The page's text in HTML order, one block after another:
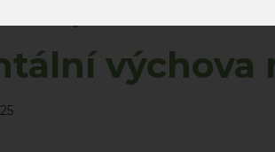
výchova